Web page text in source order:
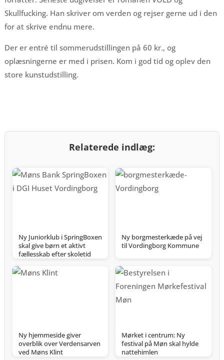
Skullfucking. Han skriver om verden og rejser gerne ud i den
for at skrive endnu mere.
Der er entré til sommerudstillingen på 60 kr., og
oplæsningerne er med i prisen. Kom i god tid og oplev den
store kunstudstilling.
Relaterede indlæg:
Ny Juniorklub i SpringBoxen
skal give børn et aktivt
fællesskab efter skoletid
Ny borgmesterkæde på vej
til Vordingborg Kommune
Ny hjemmeside giver
overblik over Verdensarven
ved Møns Klint
Mørket i centrum: Ny
festival på Møn skal hylde
nattehimlen